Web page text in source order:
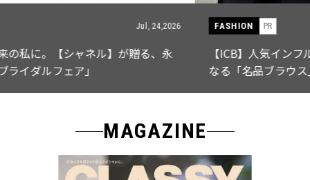
Jul, 15,2026
【ICB】人気インフルエンサーと共同制作! 週5で着たく
なる「名品ブラウス」２選
MAGAZINE